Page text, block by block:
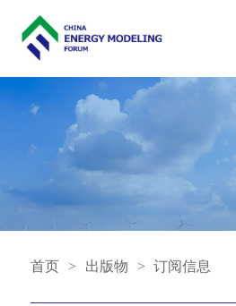
首页 > 出版物 > 订阅信息